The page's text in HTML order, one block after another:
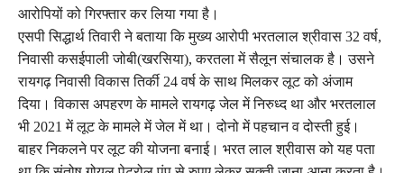
आरोपियों को गिरफ्तार कर लिया गया है।
एसपी सिद्धार्थ तिवारी ने बताया कि मुख्य आरोपी भरतलाल श्रीवास 32 वर्ष,
निवासी कसईपाली जोबी(खरसिया), करतला में सैलून संचालक है। उसने
रायगढ़ निवासी विकास तिर्की 24 वर्ष के साथ मिलकर लूट को अंजाम
दिया। विकास अपहरण के मामले रायगढ़ जेल में निरुध्द था और भरतलाल
भी 2021 में लूट के मामले में जेल में था। दोनो में पहचान व दोस्ती हुई।
बाहर निकलने पर लूट की योजना बनाई। भरत लाल श्रीवास को यह पता